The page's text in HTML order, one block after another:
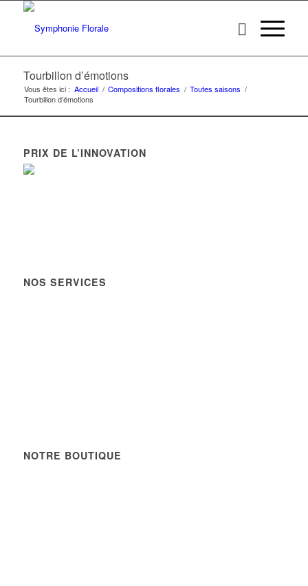
Tourbillon d’émotions
Vous êtes ici : Accueil / Compositions florales / Toutes saisons /
Tourbillon d’émotions
PRIX DE L’INNOVATION
NOS SERVICES
NOTRE BOUTIQUE